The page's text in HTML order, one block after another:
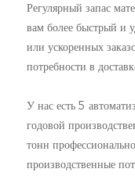
Регулярный запас
вам более быстрый и
или ускоренных
потребности в
У нас есть 5
годовой
тонн
производственные